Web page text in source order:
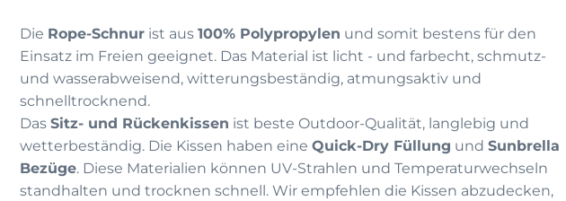
Die Rope-Schnur ist aus 100% Polypropylen und somit bestens für den
Einsatz im Freien geeignet. Das Material ist licht - und farbecht, schmutz-
und wasserabweisend, witterungsbeständig, atmungsaktiv und
schnelltrocknend.
Das Sitz- und Rückenkissen ist beste Outdoor-Qualität, langlebig und
wetterbeständig. Die Kissen haben eine Quick-Dry Füllung und Sunbrella
Bezüge. Diese Materialien können UV-Strahlen und Temperaturwechseln
standhalten und trocknen schnell. Wir empfehlen die Kissen abzudecken,